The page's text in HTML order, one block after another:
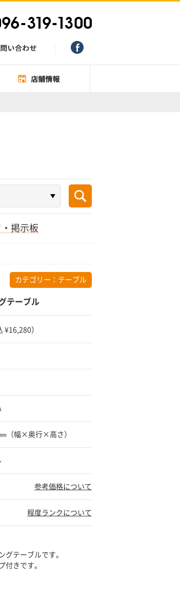
掲示板
カテゴリー： テーブル
テーブル
¥16,280）
（幅×奥行×高さ）
参考価格について
程度ランクについて
グテーブルです。
付きです。